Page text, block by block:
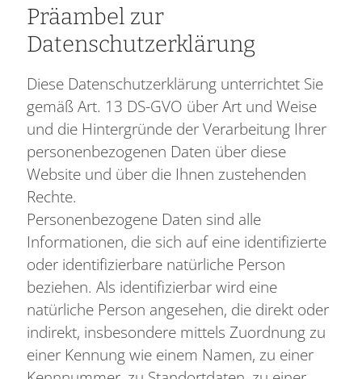
Präambel zur
Datenschutzerklärung
Diese Datenschutzerklärung unterrichtet Sie
gemäß Art. 13 DS-GVO über Art und Weise
und die Hintergründe der Verarbeitung Ihrer
personenbezogenen Daten über diese
Website und über die Ihnen zustehenden
Rechte.
Personenbezogene Daten sind alle
Informationen, die sich auf eine identifizierte
oder identifizierbare natürliche Person
beziehen. Als identifizierbar wird eine
natürliche Person angesehen, die direkt oder
indirekt, insbesondere mittels Zuordnung zu
einer Kennung wie einem Namen, zu einer